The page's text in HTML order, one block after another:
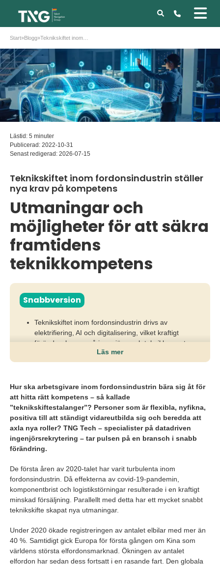
Start»Blogg»
Lästid: 5 minuter
Publicerad: 2022-10-31
Senast redigerad: 2026-07-15
Teknikskiftet inom fordonsindustrin ställer
nya krav på kompetens
Utmaningar och
möjligheter för att säkra
framtidens
teknikkompetens
Snabbversion
Teknikskiftet inom fordonsindustrin drivs av
elektrifiering, AI och digitalisering, vilket kraftigt
förändrar kraven på ingenjörs- och teknikkompetens.
När tiotusentals ingenjörer behöver ny kunskap
För att säkra framtiden krävs reskilling, upskilling och
datadriven rekrytering som identifierar talanger med
rätt potential, lärförmåga och förändringsvilja.
Läs mer
Hur ska arbetsgivare inom fordonsindustrin bära sig åt för
att hitta rätt kompetens – så kallade
”teknikskiftestalanger”? Personer som är flexibla, nyfikna,
positiva till att ständigt vidareutbilda sig och beredda att
axla nya roller? TNG Tech – specialister på datadriven
ingenjörsrekrytering – tar pulsen på en bransch i snabb
förändring.
De första åren av 2020-talet har varit turbulenta inom
fordonsindustrin. Då effekterna av covid-19-pandemin,
komponentbrist och logistikstörningar resulterade i en kraftigt
minskad försäljning. Parallellt med detta har ett mycket snabbt
teknikskifte skapat nya utmaningar.
Under 2020 ökade registreringen av antalet elbilar med mer än
40 %. Samtidigt gick Europa för första gången om Kina som
världens största elfordonsmarknad. Ökningen av antalet
elfordon har sedan dess fortsatt i en rasande fart. Den globala